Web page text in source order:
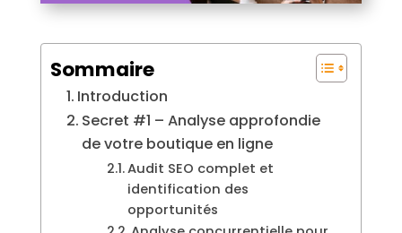
Sommaire
Introduction
Secret #1 – Analyse approfondie
de votre boutique en ligne
Audit SEO complet et
identification des
opportunités